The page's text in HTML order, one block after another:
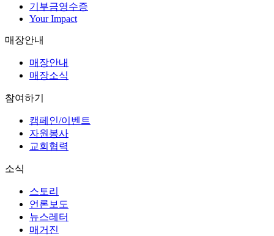
기부금영수증
Your Impact
매장안내
매장안내
매장소식
참여하기
캠페인/이벤트
자원봉사
교회협력
소식
스토리
언론보도
뉴스레터
매거진